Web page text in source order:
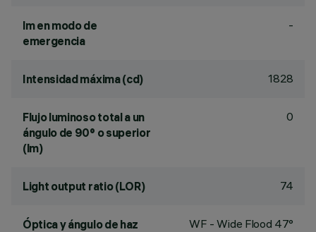
lm en modo de
emergencia
-
Intensidad máxima (cd) 1828
Flujo luminoso total a un
ángulo de 90° o superior
(lm)
0
Light output ratio (LOR) 74
Óptica y ángulo de haz WF - Wide Flood 47°